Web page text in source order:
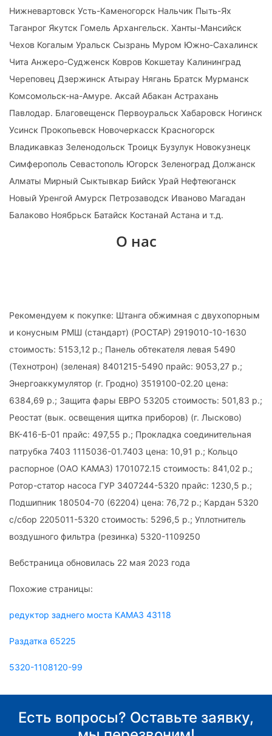
Нижневартовск Усть-Каменогорск Нальчик Пыть-Ях
Таганрог Якутск Гомель Архангельск. Ханты-Мансийск
Чехов Когалым Уральск Сызрань Муром Южно-Сахалинск
Чита Анжеро-Судженск Ковров Кокшетау Калининград
Череповец Дзержинск Атырау Нягань Братск Мурманск
Комсомольск-на-Амуре. Аксай Абакан Астрахань
Павлодар. Благовещенск Первоуральск Хабаровск Ногинск
Усинск Прокопьевск Новочеркасск Красногорск
Владикавказ Зеленодольск Троицк Бузулук Новокузнецк
Симферополь Севастополь Югорск Зеленоград Должанск
Алматы Мирный Сыктывкар Бийск Урай Нефтеюганск
Новый Уренгой Амурск Петрозаводск Иваново Магадан
Балаково Ноябрьск Батайск Костанай Астана и т.д.
О нас
Рекомендуем к покупке: Штанга обжимная с двухопорным
и конусным РМШ (стандарт) (РОСТАР) 2919010-10-1630
стоимость: 5153,12 р.; Панель обтекателя левая 5490
(Технотрон) (зеленая) 8401215-5490 прайс: 9053,27 р.;
Энергоаккумулятор (г. Гродно) 3519100-02.20 цена:
6384,69 р.; Защита фары ЕВРО 53205 стоимость: 501,83 р.;
Реостат (вык. освещения щитка приборов) (г. Лысково)
ВК-416-Б-01 прайс: 497,55 р.; Прокладка соединительная
патрубка 7403 1115036-01.7403 цена: 10,91 р.; Кольцо
распорное (ОАО КАМАЗ) 1701072.15 стоимость: 841,02 р.;
Ротор-статор насоса ГУР 3407244-5320 прайс: 1230,5 р.;
Подшипник 180504-70 (62204) цена: 76,72 р.; Кардан 5320
с/сбор 2205011-5320 стоимость: 5296,5 р.; Уплотнитель
воздушного фильтра (резинка) 5320-1109250
Вебстраница обновилась 22 мая 2023 года
Похожие страницы:
редуктор заднего моста КАМАЗ 43118
Раздатка 65225
5320-1108120-99
Есть вопросы? Оставьте заявку,